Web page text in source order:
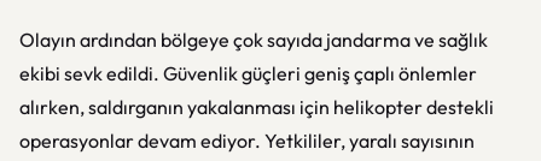
Olayın ardından bölgeye çok sayıda jandarma ve sağlık
ekibi sevk edildi. Güvenlik güçleri geniş çaplı önlemler
alırken, saldırganın yakalanması için helikopter destekli
operasyonlar devam ediyor. Yetkililer, yaralı sayısının